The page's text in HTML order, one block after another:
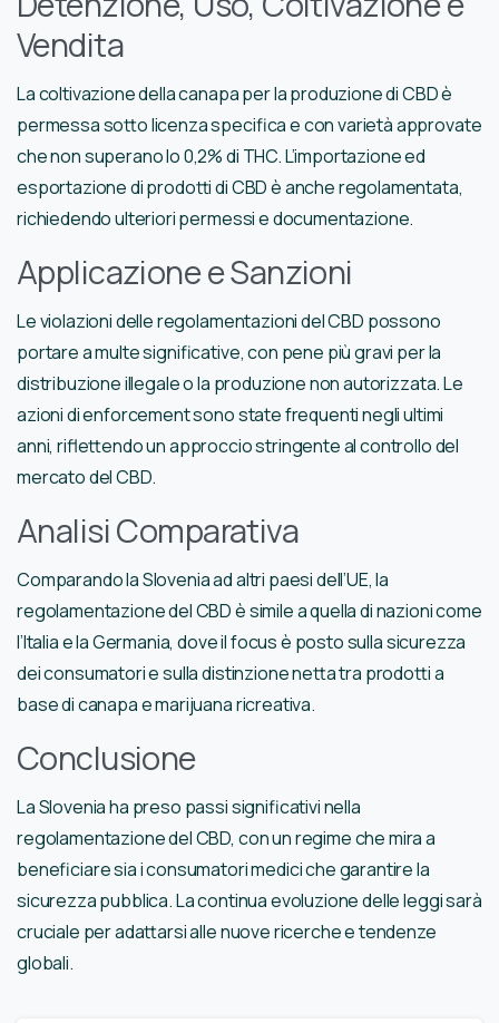
Vendita
La coltivazione della canapa per la produzione di CBD è
permessa sotto licenza specifica e con varietà approvate
che non superano lo 0,2% di THC. L’importazione ed
esportazione di prodotti di CBD è anche regolamentata,
richiedendo ulteriori permessi e documentazione.
Applicazione e Sanzioni
Le violazioni delle regolamentazioni del CBD possono
portare a multe significative, con pene più gravi per la
distribuzione illegale o la produzione non autorizzata. Le
azioni di enforcement sono state frequenti negli ultimi
anni, riflettendo un approccio stringente al controllo del
mercato del CBD.
Analisi Comparativa
Comparando la Slovenia ad altri paesi dell’UE, la
regolamentazione del CBD è simile a quella di nazioni come
l’Italia e la Germania, dove il focus è posto sulla sicurezza
dei consumatori e sulla distinzione netta tra prodotti a
base di canapa e marijuana ricreativa.
Conclusione
La Slovenia ha preso passi significativi nella
regolamentazione del CBD, con un regime che mira a
beneficiare sia i consumatori medici che garantire la
sicurezza pubblica. La continua evoluzione delle leggi sarà
cruciale per adattarsi alle nuove ricerche e tendenze
globali.